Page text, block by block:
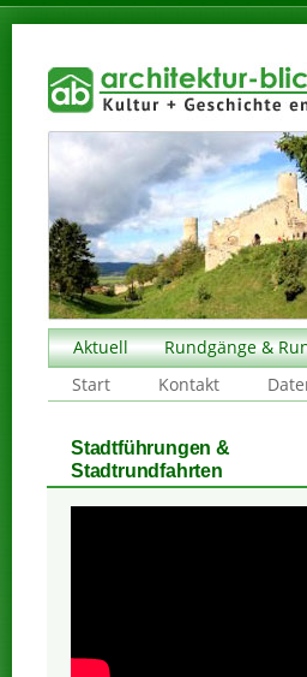
Aktuell Rundgänge &
Start
Kontakt
Stadtführungen &
Stadtrundfahrten